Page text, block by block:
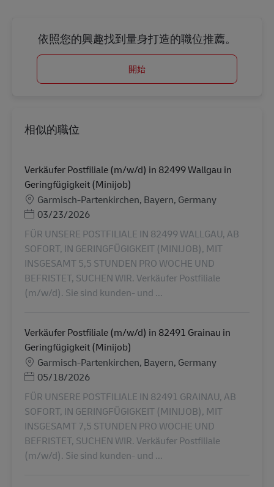
依照您的興趣找到量身打造的職位推薦。
開始
相似的職位
Verkäufer Postfiliale (m/w/d) in 82499 Wallgau in
Geringfügigkeit (Minijob)
地點Garmisch-Partenkirchen, Bayern, Germany
Posted Date
03/23/2026
FÜR UNSERE POSTFILIALE IN 82499 WALLGAU, AB
SOFORT, IN GERINGFÜGIGKEIT (MINIJOB), MIT
INSGESAMT 5,5 STUNDEN PRO WOCHE UND
BEFRISTET, SUCHEN WIR. Verkäufer Postfiliale
(m/w/d). Sie sind kunden- und ...
Verkäufer Postfiliale (m/w/d) in 82491 Grainau in
Geringfügigkeit (Minijob)
地點Garmisch-Partenkirchen, Bayern, Germany
Posted Date
05/18/2026
FÜR UNSERE POSTFILIALE IN 82491 GRAINAU, AB
SOFORT, IN GERINGFÜGIGKEIT (MINIJOB), MIT
INSGESAMT 7,5 STUNDEN PRO WOCHE UND
BEFRISTET, SUCHEN WIR. Verkäufer Postfiliale
(m/w/d). Sie sind kunden- und ...